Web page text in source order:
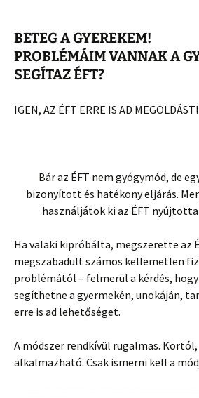
BETEG A GYEREKEM!
PROBLÉMÁIM VANNAK A
SEGÍTAZ ÉFT?
IGEN, AZ ÉFT ERRE IS AD MEGOLDÁST!
Bár az ÉFT nem gyógymód, de
bizonyított és hatékony eljárás.
használjátok ki az ÉFT
Ha valaki kipróbálta, megszerette az
megszabadult számos kellemetlen
problémától – felmerül a kérdés,
segíthetne a gyermekén, unokáján,
erre is ad lehetőséget.
A módszer rendkívül rugalmas.
alkalmazható. Csak ismerni kell a